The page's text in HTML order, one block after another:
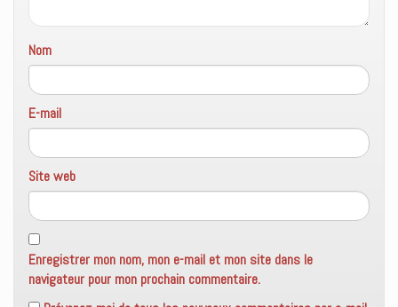
Nom
E-mail
Site web
Enregistrer mon nom, mon e-mail et mon site dans le
navigateur pour mon prochain commentaire.